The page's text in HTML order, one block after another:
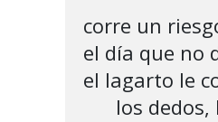
corre un
el día que no
el lagarto le
los